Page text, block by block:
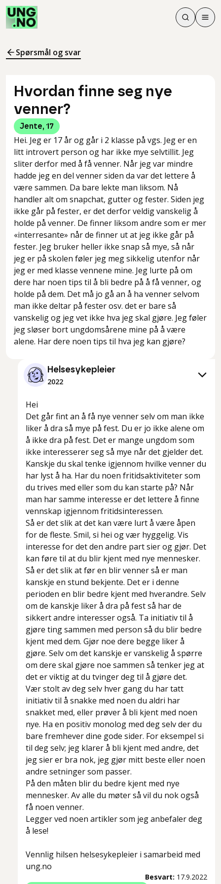
Søk
Søk
Meny
Spørsmål og svar
Hvordan finne seg nye
venner?
Jente, 17
Hei. Jeg er 17 år og går i 2 klasse på vgs. Jeg er en
litt introvert person og har ikke mye selvtillit. Jeg
sliter derfor med å få venner. Når jeg var mindre
hadde jeg en del venner siden da var det lettere å
være sammen. Da bare lekte man liksom. Nå
handler alt om snapchat, gutter og fester. Siden jeg
ikke går på fester, er det derfor veldig vanskelig å
holde på venner. De finner liksom andre som er mer
«interresante» når de finner ut at jeg ikke går på
fester. Jeg bruker heller ikke snap så mye, så når
jeg er på skolen føler jeg meg sikkelig utenfor når
jeg er med klasse vennene mine. Jeg lurte på om
dere har noen tips til å bli bedre på å få venner, og
holde på dem. Det må jo gå an å ha venner selvom
man ikke deltar på fester osv. det er bare så
vanskelig og jeg vet ikke hva jeg skal gjøre. Jeg føler
jeg sløser bort ungdomsårene mine på å være
alene. Har dere noen tips til hva jeg kan gjøre?
Helsesykepleier
2022
Hei
Det går fint an å få nye venner selv om man ikke
liker å dra så mye på fest. Du er jo ikke alene om
å ikke dra på fest. Det er mange ungdom som
ikke interesserer seg så mye når det gjelder det.
Kanskje du skal tenke igjennom hvilke venner du
har lyst å ha. Har du noen fritidsaktiviteter som
du trives med eller som du kan starte på? Når
man har samme interesse er det lettere å finne
vennskap igjennom fritidsinteressen.
Så er det slik at det kan være lurt å være åpen
for de fleste. Smil, si hei og vær hyggelig. Vis
interesse for det den andre part sier og gjør. Det
kan føre til at du blir kjent med nye mennesker.
Så er det slik at før en blir venner så er man
kanskje en stund bekjente. Det er i denne
perioden en blir bedre kjent med hverandre. Selv
om de kanskje liker å dra på fest så har de
sikkert andre interesser også. Ta initiativ til å
gjøre ting sammen med person så du blir bedre
kjent med dem. Gjør noe dere begge liker å
gjøre. Selv om det kanskje er vanskelig å spørre
om dere skal gjøre noe sammen så tenker jeg at
det er viktig at du tvinger deg til å gjøre det.
Vær stolt av deg selv hver gang du har tatt
initiativ til å snakke med noen du aldri har
snakket med, eller prøver å bli kjent med noen
nye. Ha en positiv monolog med deg selv der du
bare fremhever dine gode sider. For eksempel si
til deg selv; jeg klarer å bli kjent med andre, det
jeg sier er bra nok, jeg gjør mitt beste eller noen
andre setninger som passer.
På den måten blir du bedre kjent med nye
mennesker. Av alle du møter så vil du nok også
få noen venner.
Legger ved noen artikler som jeg anbefaler deg
å lese!
Vennlig hilsen helsesykepleier i samarbeid med
ung.no
Besvart: 17.9.2022